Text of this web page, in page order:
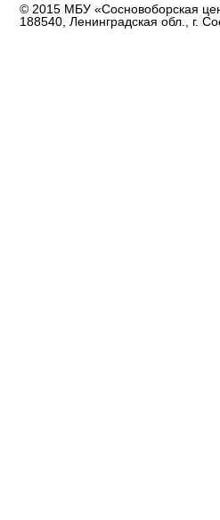
© 2015 МБУ «Сосновоборская
188540, Ленинградская обл., г.